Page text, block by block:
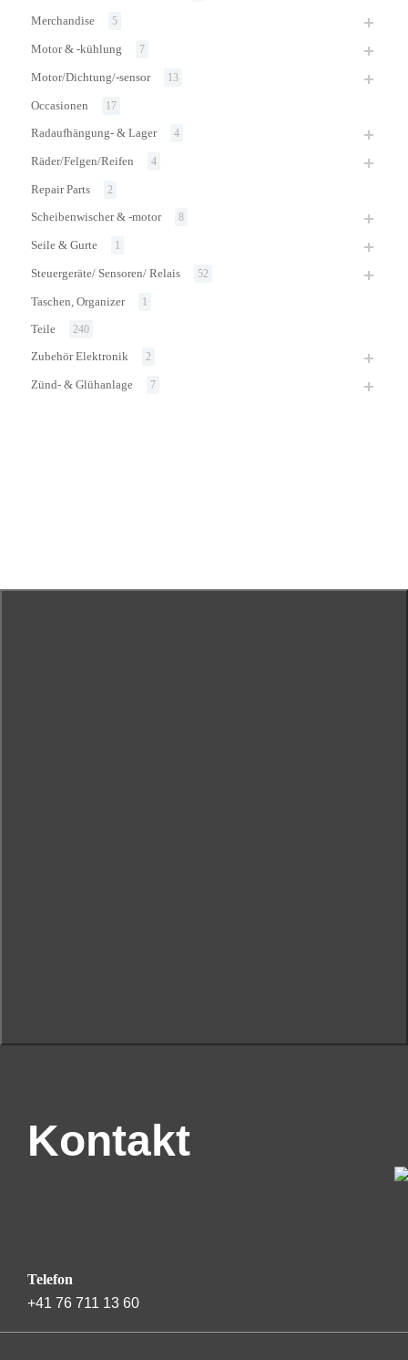
Merchandise 5
Motor & -kühlung 7
Motor/Dichtung/-sensor 13
Occasionen 17
Radaufhängung- & Lager 4
Räder/Felgen/Reifen 4
Repair Parts 2
Scheibenwischer & -motor 8
Seile & Gurte 1
Steuergeräte/ Sensoren/ Relais 52
Taschen, Organizer 1
Teile 240
Zubehör Elektronik 2
Zünd- & Glühanlage 7
Kontakt
Telefon
+41 76 711 13 60